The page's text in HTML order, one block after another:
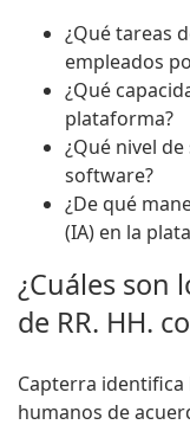
¿Qué tareas
empleados
¿Qué
plataforma?
¿Qué nivel
software?
¿De qué
(IA) en la
¿Cuáles son
de RR. HH.
Capterra
humanos de